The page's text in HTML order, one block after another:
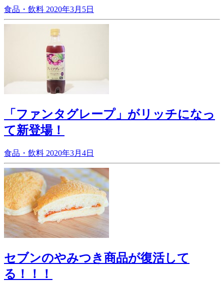
食品・飲料 2020年3月5日
「ファンタグレープ」がリッチになっ
て新登場！
食品・飲料 2020年3月4日
セブンのやみつき商品が復活して
る！！！